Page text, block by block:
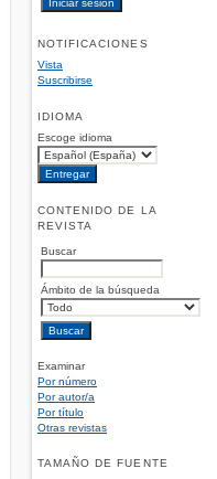
NOTIFICACIONES
Vista
Suscribirse
IDIOMA
Escoge idioma
CONTENIDO DE LA
REVISTA
Buscar
Ámbito de la búsqueda
Examinar
Por número
Por autor/a
Por título
Otras revistas
TAMAÑO DE FUENTE